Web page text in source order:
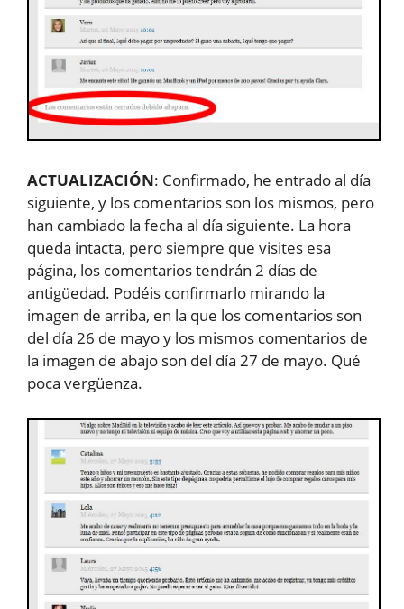
ACTUALIZACIÓN: Confirmado, he entrado al día
siguiente, y los comentarios son los mismos, pero
han cambiado la fecha al día siguiente. La hora
queda intacta, pero siempre que visites esa
página, los comentarios tendrán 2 días de
antigüedad. Podéis confirmarlo mirando la
imagen de arriba, en la que los comentarios son
del día 26 de mayo y los mismos comentarios de
la imagen de abajo son del día 27 de mayo. Qué
poca vergüenza.